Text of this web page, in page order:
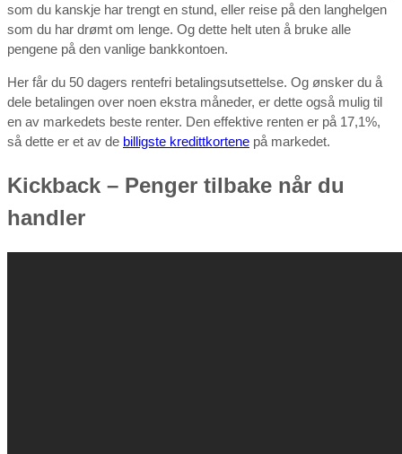
som du kanskje har trengt en stund, eller reise på den langhelgen
som du har drømt om lenge. Og dette helt uten å bruke alle
pengene på den vanlige bankkontoen.
Her får du 50 dagers rentefri betalingsutsettelse. Og ønsker du å
dele betalingen over noen ekstra måneder, er dette også mulig til
en av markedets beste renter. Den effektive renten er på 17,1%,
så dette er et av de billigste kredittkortene på markedet.
Kickback – Penger tilbake når du
handler